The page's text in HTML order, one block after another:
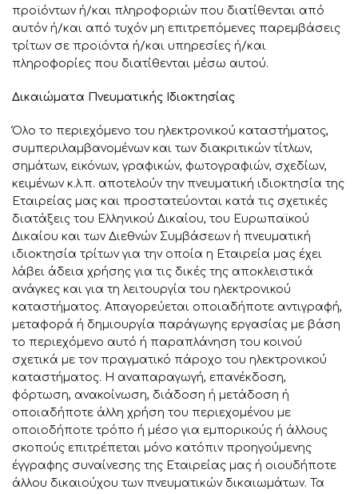
προϊόντων ή/και πληροφοριών που διατίθενται από
αυτόν ή/και από τυχόν μη επιτρεπόμενες παρεμβάσεις
τρίτων σε προϊόντα ή/και υπηρεσίες ή/και
πληροφορίες που διατίθενται μέσω αυτού.
Δικαιώματα Πνευματικής Ιδιοκτησίας
Όλο το περιεχόμενο του ηλεκτρονικού καταστήματος,
συμπεριλαμβανομένων και των διακριτικών τίτλων,
σημάτων, εικόνων, γραφικών, φωτογραφιών, σχεδίων,
κειμένων κ.λ.π. αποτελούν την πνευματική ιδιοκτησία της
Εταιρείας μας και προστατεύονται κατά τις σχετικές
διατάξεις του Ελληνικού Δικαίου, του Ευρωπαϊκού
Δικαίου και των Διεθνών Συμβάσεων ή πνευματική
ιδιοκτησία τρίτων για την οποία η Εταιρεία μας έχει
λάβει άδεια χρήσης για τις δικές της αποκλειστικά
ανάγκες και για τη λειτουργία του ηλεκτρονικού
καταστήματος. Απαγορεύεται οποιαδήποτε αντιγραφή,
μεταφορά ή δημιουργία παράγωγης εργασίας με βάση
το περιεχόμενο αυτό ή παραπλάνηση του κοινού
σχετικά με τον πραγματικό πάροχο του ηλεκτρονικού
καταστήματος. Η αναπαραγωγή, επανέκδοση,
φόρτωση, ανακοίνωση, διάδοση ή μετάδοση ή
οποιαδήποτε άλλη χρήση του περιεχομένου με
οποιοδήποτε τρόπο ή μέσο για εμπορικούς ή άλλους
σκοπούς επιτρέπεται μόνο κατόπιν προηγούμενης
έγγραφης συναίνεσης της Εταιρείας μας ή οιουδήποτε
άλλου δικαιούχου των πνευματικών δικαιωμάτων. Τα